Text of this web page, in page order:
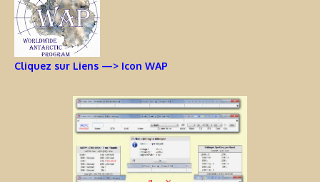
Cliquez sur Liens —> Icon WAP